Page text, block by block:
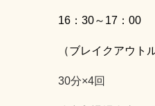
16：30～17：00
（ブレイクアウト
30分×4回